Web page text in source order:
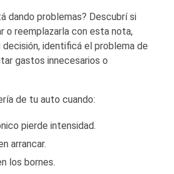
dando problemas? Descubrí si
o reemplazarla con esta nota,
identificá el problema de
gastos innecesarios o
de tu auto cuando:
pierde intensidad.
arrancar.
los bornes.